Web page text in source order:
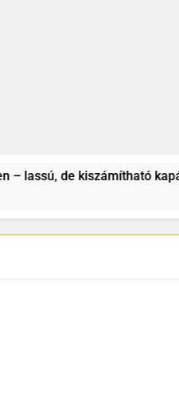
de kiszámítható kapások